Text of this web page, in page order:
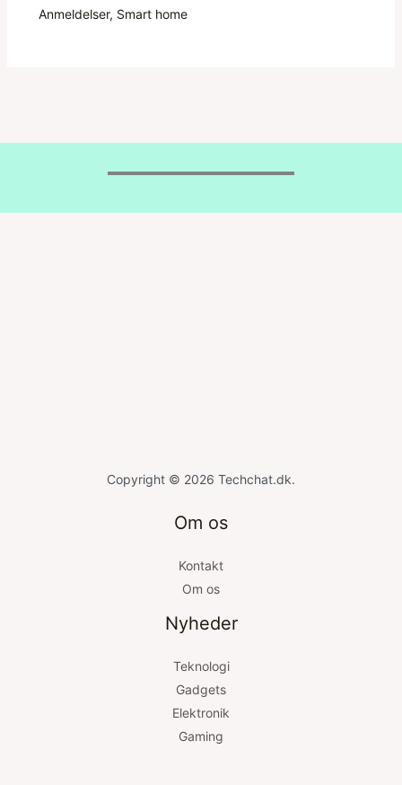
Anmeldelser, Smart home
Copyright © 2026 Techchat.dk.
Om os
Kontakt
Om os
Nyheder
Teknologi
Gadgets
Elektronik
Gaming